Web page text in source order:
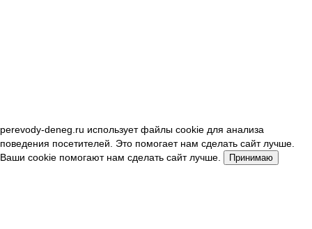
perevody-deneg.ru использует файлы cookie для анализа
поведения посетителей. Это помогает нам сделать сайт лучше.
Ваши cookie помогают нам сделать сайт лучше.
Принимаю